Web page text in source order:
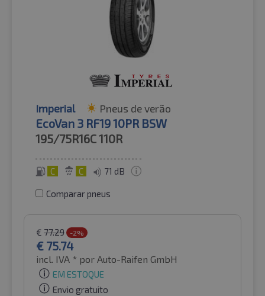
Imperial Pneus de verão
EcoVan 3 RF19 10PR BSW
195/75R16C110R
C C 71 dB
Comparar pneus
€ 77.29 -2%
€ 75.74
incl. IVA * por Auto-Raifen GmbH
EM ESTOQUE
Envio gratuito